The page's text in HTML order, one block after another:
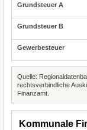
Quelle:
rechtsverbindliche
Finanzamt.
Kommunale